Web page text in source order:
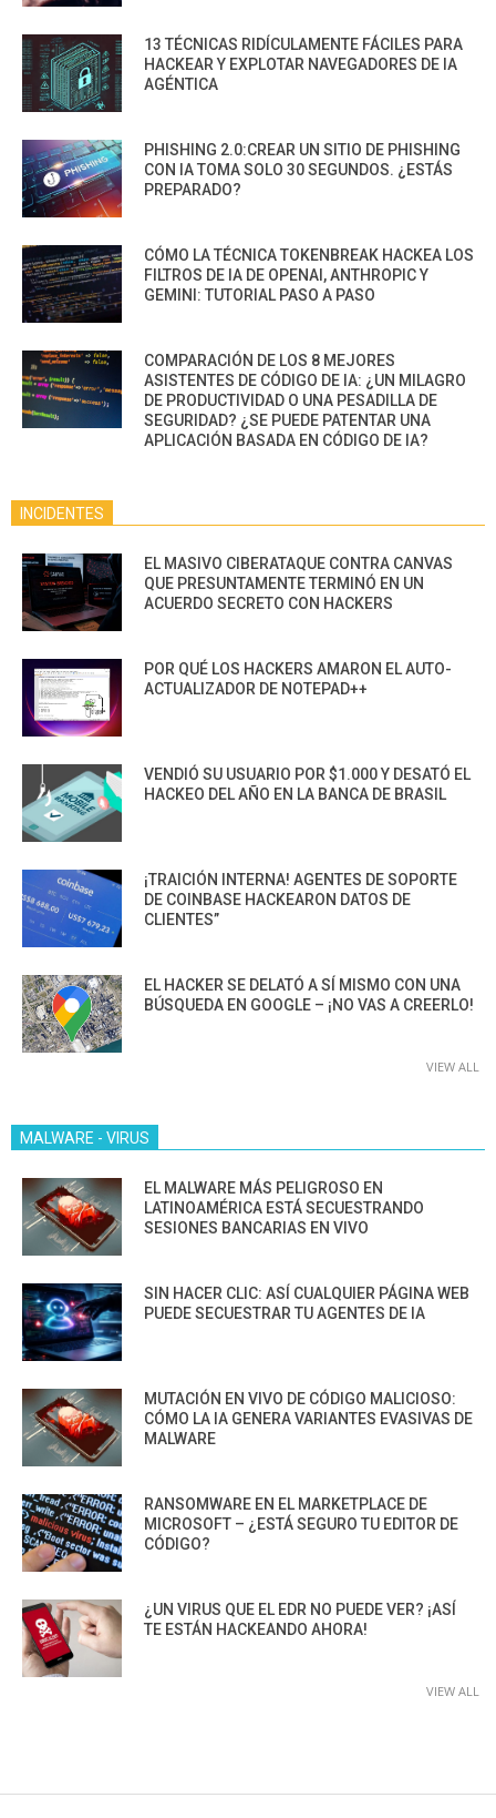
13 TÉCNICAS RIDÍCULAMENTE FÁCILES PARA
HACKEAR Y EXPLOTAR NAVEGADORES DE IA
AGÉNTICA
PHISHING 2.0:CREAR UN SITIO DE PHISHING
CON IA TOMA SOLO 30 SEGUNDOS. ¿ESTÁS
PREPARADO?
CÓMO LA TÉCNICA TOKENBREAK HACKEA LOS
FILTROS DE IA DE OPENAI, ANTHROPIC Y
GEMINI: TUTORIAL PASO A PASO
COMPARACIÓN DE LOS 8 MEJORES
ASISTENTES DE CÓDIGO DE IA: ¿UN MILAGRO
DE PRODUCTIVIDAD O UNA PESADILLA DE
SEGURIDAD? ¿SE PUEDE PATENTAR UNA
APLICACIÓN BASADA EN CÓDIGO DE IA?
INCIDENTES
EL MASIVO CIBERATAQUE CONTRA CANVAS
QUE PRESUNTAMENTE TERMINÓ EN UN
ACUERDO SECRETO CON HACKERS
POR QUÉ LOS HACKERS AMARON EL AUTO-
ACTUALIZADOR DE NOTEPAD++
VENDIÓ SU USUARIO POR $1.000 Y DESATÓ EL
HACKEO DEL AÑO EN LA BANCA DE BRASIL
¡TRAICIÓN INTERNA! AGENTES DE SOPORTE
DE COINBASE HACKEARON DATOS DE
CLIENTES”
EL HACKER SE DELATÓ A SÍ MISMO CON UNA
BÚSQUEDA EN GOOGLE – ¡NO VAS A CREERLO!
VIEW ALL
MALWARE - VIRUS
EL MALWARE MÁS PELIGROSO EN
LATINOAMÉRICA ESTÁ SECUESTRANDO
SESIONES BANCARIAS EN VIVO
SIN HACER CLIC: ASÍ CUALQUIER PÁGINA WEB
PUEDE SECUESTRAR TU AGENTES DE IA
MUTACIÓN EN VIVO DE CÓDIGO MALICIOSO:
CÓMO LA IA GENERA VARIANTES EVASIVAS DE
MALWARE
RANSOMWARE EN EL MARKETPLACE DE
MICROSOFT – ¿ESTÁ SEGURO TU EDITOR DE
CÓDIGO?
¿UN VIRUS QUE EL EDR NO PUEDE VER? ¡ASÍ
TE ESTÁN HACKEANDO AHORA!
VIEW ALL